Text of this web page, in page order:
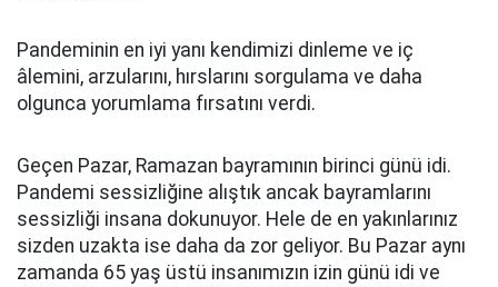
Pandeminin en iyi yanı kendimizi dinleme ve iç
âlemini, arzularını, hırslarını sorgulama ve daha
olgunca yorumlama fırsatını verdi.
Geçen Pazar, Ramazan bayramının birinci günü idi.
Pandemi sessizliğine alıştık ancak bayramlarını
sessizliği insana dokunuyor. Hele de en yakınlarınız
sizden uzakta ise daha da zor geliyor. Bu Pazar aynı
zamanda 65 yaş üstü insanımızın izin günü idi ve